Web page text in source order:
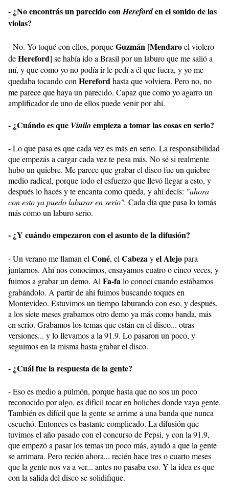
- ¿No encontrás un parecido conHereforden el sonido de las
violas?
- No. Yo toqué con ellos, porqueGuzmán [Mendaroel violero
deHereford] se había ido a Brasil por un laburo que me salió a
mí, y que como yo no podía ir le pedí a él que fuera, y yo me
quedaba tocando conHerefordhasta que volviera. Pero no, no
me parece que haya un parecido. Capaz que como yo agarro un
amplificador de uno de ellos puede venir por ahí.
- ¿Cuándo es que Vinilo empieza a tomar las cosas en serio?
- Lo que pasa es que cada vez es más en serio. La responsabilidad
que empezás a cargar cada vez te pesa más. No sé si realmente
hubo un quiebre. Me parece que grabar el disco fue un quiebre
medio radical, porque todo el esfuerzo que llevó llegar a esto, y
después lo hacés y te encanta como queda, y ahí decís: "ahora
con esto ya puedo laburar en serio". Cada día que pasa lo tomás
más como un laburo serio.
- ¿Y cuándo empezaron con el asunto de la difusión?
- Un verano me llaman elConé, elCabezayel Alejopara
juntarnos. Ahí nos conocimos, ensayamos cuatro o cinco veces, y
fuimos a grabar un demo. AlFa-falo conocí cuando estábamos
grabándolo. A partir de ahí fuimos buscando toques en
Montevideo. Estuvimos un tiempo laburando con eso, y después,
a los siete meses grabamos otro demo ya más como banda, más
en serio. Grabamos los temas que están en el disco... otras
versiones... y lo llevamos a la 91.9. Lo pasaron un poco, y
seguimos en la misma hasta grabar el disco.
- ¿Cuál fue la respuesta de la gente?
- Eso es medio a pulmón, porque hasta que no sos un poco
reconocido por algo, es difícil tocar en boliches donde vaya gente.
También es difícil que la gente se arrime a una banda que nunca
escuchó. Entonces es bastante complicado. La difusión que
tuvimos el año pasado con el concurso de Pepsi, y con la 91.9,
que empezó a pasar los temas un poco más, ayudó a que la gente
se arrimara. Pero recién ahora... recién hace tres o cuarto meses
que la gente nos va a ver... antes no pasaba eso. Y la idea es que
con la salida del disco se solidifique.